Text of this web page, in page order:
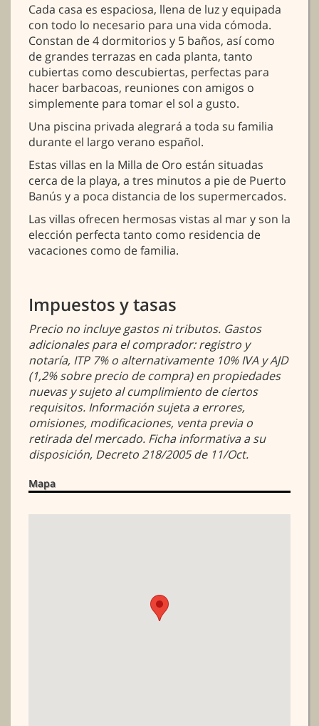
Cada casa es espaciosa, llena de luz y equipada
con todo lo necesario para una vida cómoda.
Constan de 4 dormitorios y 5 baños, así como
de grandes terrazas en cada planta, tanto
cubiertas como descubiertas, perfectas para
hacer barbacoas, reuniones con amigos o
simplemente para tomar el sol a gusto.
Una piscina privada alegrará a toda su familia
durante el largo verano español.
Estas villas en la Milla de Oro están situadas
cerca de la playa, a tres minutos a pie de Puerto
Banús y a poca distancia de los supermercados.
Las villas ofrecen hermosas vistas al mar y son la
elección perfecta tanto como residencia de
vacaciones como de familia.
Impuestos y tasas
Precio no incluye gastos ni tributos. Gastos
adicionales para el comprador: registro y
notaría, ITP 7% o alternativamente 10% IVA y AJD
(1,2% sobre precio de compra) en propiedades
nuevas y sujeto al cumplimiento de ciertos
requisitos. Información sujeta a errores,
omisiones, modificaciones, venta previa o
retirada del mercado. Ficha informativa a su
disposición, Decreto 218/2005 de 11/Oct.
Mapa